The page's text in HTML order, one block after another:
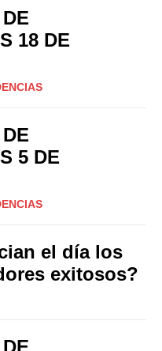
18 DE
5 DE
el día los
exitosos?